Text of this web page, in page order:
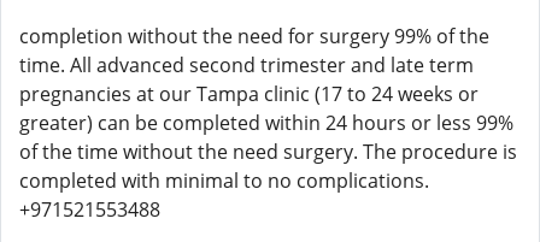
completion without the need for surgery 99% of the
time. All advanced second trimester and late term
pregnancies at our Tampa clinic (17 to 24 weeks or
greater) can be completed within 24 hours or less 99%
of the time without the need surgery. The procedure is
completed with minimal to no complications.
+971521553488